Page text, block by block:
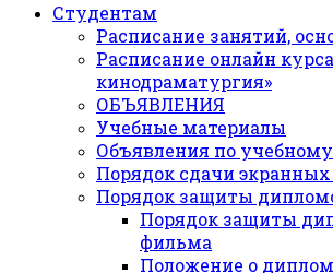
Студентам
Расписание занятий,
Расписание онлайн
кинодраматургия»
ОБЪЯВЛЕНИЯ
Учебные материалы
Объявления по
Порядок сдачи экранных
Порядок защиты
Порядок защиты
фильма
Положение о